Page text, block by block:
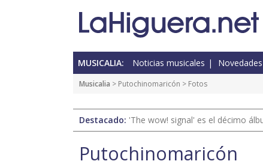
MUSICALIA: Noticias musicales Novedades
Musicalia > Putochinomaricón > Fotos
Destacado: 'The wow! signal' es el décimo
Putochinomaricón